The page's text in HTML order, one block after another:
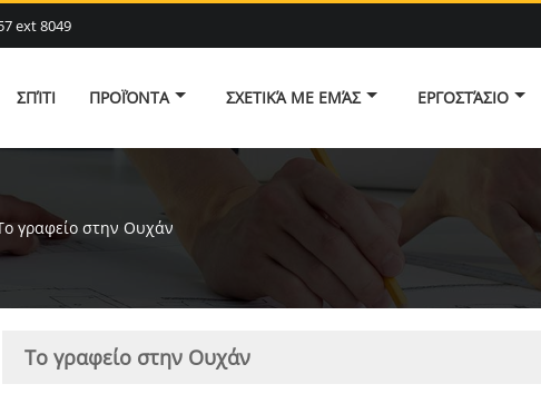
ext 8049
ΣΠΊΤΙ ΠΡΟΪΌΝΤΑ ΣΧΕΤΙΚΆ ΜΕ ΕΜΆΣ ΕΡΓΟΣΤΆΣΙΟ
γραφείο στην Ουχάν
Το γραφείο στην Ουχάν